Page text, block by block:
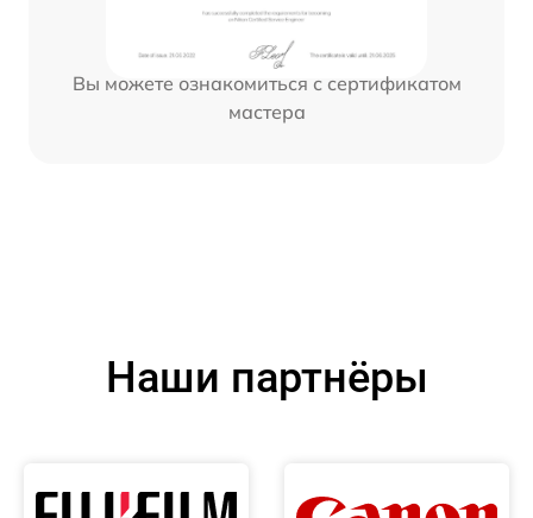
Вы можете ознакомиться с сертификатом
мастера
Наши партнёры